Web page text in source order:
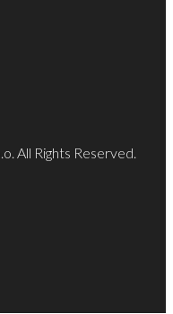
All Rights Reserved.